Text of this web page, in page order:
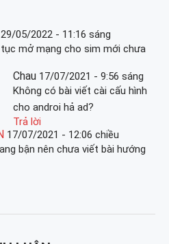
29/05/2022 - 11:16 sáng
mở mạng cho sim mới chưa
Chau 17/07/2021 - 9:56 sáng
Không có bài viết cài cấu hình
cho androi hả ad?
Trả lời
17/07/2021 - 12:06 chiều
bận nên chưa viết bài hướng